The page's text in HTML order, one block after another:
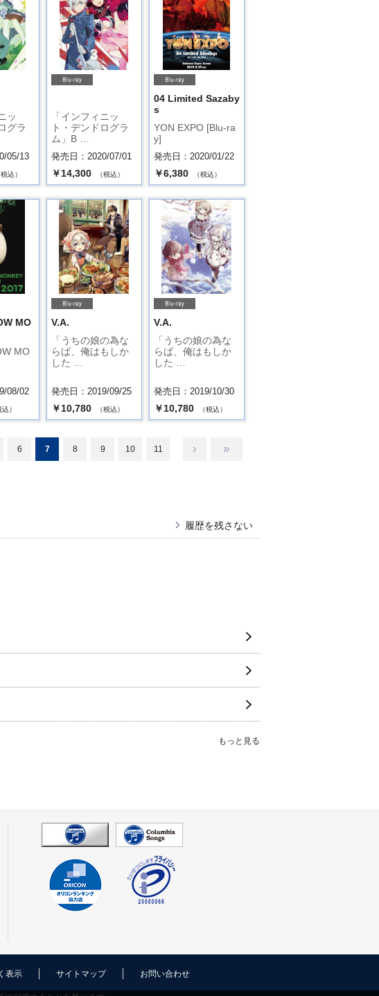
ッ
グラ
05/13
税込）
「インフィニッ
ト・デンドログラ
ム」B …
発売日：2020/07/01
￥14,300 （税込）
04 Limited Sazaby
s
YON EXPO [Blu-ra
y]
発売日：2020/01/22
￥6,380 （税込）
MO
MO
08/02
込）
V.A.
「うちの娘の為な
らば、俺はもしか
した …
発売日：2019/09/25
￥10,780 （税込）
V.A.
「うちの娘の為な
らば、俺はもしか
した …
発売日：2019/10/30
￥10,780 （税込）
6 7 8 9 10 11
履歴を残さない
もっと見る
表示 サイトマップ お問い合わせ